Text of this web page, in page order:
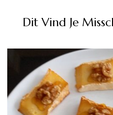
Dit Vind Je